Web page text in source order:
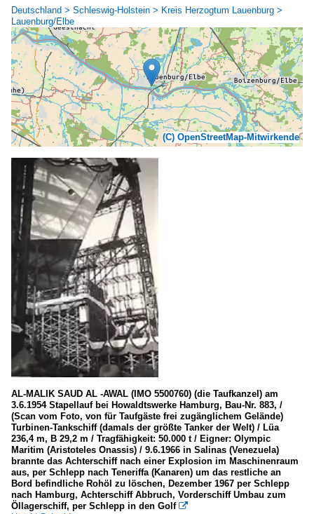
Deutschland > Schleswig-Holstein > Kreis Herzogtum Lauenburg >
Lauenburg/Elbe
(C) OpenStreetMap-Mitwirkende
AL-MALIK SAUD AL -AWAL (IMO 5500760) (die Taufkanzel) am
3.6.1954 Stapellauf bei Howaldtswerke Hamburg, Bau-Nr. 883, /
(Scan vom Foto, von für Taufgäste frei zugänglichem Gelände)
Turbinen-Tankschiff (damals der größte Tanker der Welt) / Lüa
236,4 m, B 29,2 m / Tragfähigkeit: 50.000 t / Eigner: Olympic
Maritim (Aristoteles Onassis) / 9.6.1966 in Salinas (Venezuela)
brannte das Achterschiff nach einer Explosion im Maschinenraum
aus, per Schlepp nach Teneriffa (Kanaren) um das restliche an
Bord befindliche Rohöl zu löschen, Dezember 1967 per Schlepp
nach Hamburg, Achterschiff Abbruch, Vorderschiff Umbau zum
Öllagerschiff, per Schlepp in den Golf 